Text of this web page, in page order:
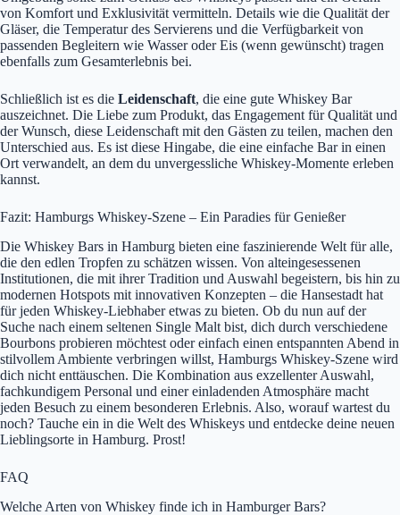
von Komfort und Exklusivität vermitteln. Details wie die Qualität der
Gläser, die Temperatur des Servierens und die Verfügbarkeit von
passenden Begleitern wie Wasser oder Eis (wenn gewünscht) tragen
ebenfalls zum Gesamterlebnis bei.
Schließlich ist es die Leidenschaft, die eine gute Whiskey Bar
auszeichnet. Die Liebe zum Produkt, das Engagement für Qualität und
der Wunsch, diese Leidenschaft mit den Gästen zu teilen, machen den
Unterschied aus. Es ist diese Hingabe, die eine einfache Bar in einen
Ort verwandelt, an dem du unvergessliche Whiskey-Momente erleben
kannst.
Fazit: Hamburgs Whiskey-Szene – Ein Paradies für Genießer
Die Whiskey Bars in Hamburg bieten eine faszinierende Welt für alle,
die den edlen Tropfen zu schätzen wissen. Von alteingesessenen
Institutionen, die mit ihrer Tradition und Auswahl begeistern, bis hin zu
modernen Hotspots mit innovativen Konzepten – die Hansestadt hat
für jeden Whiskey-Liebhaber etwas zu bieten. Ob du nun auf der
Suche nach einem seltenen Single Malt bist, dich durch verschiedene
Bourbons probieren möchtest oder einfach einen entspannten Abend in
stilvollem Ambiente verbringen willst, Hamburgs Whiskey-Szene wird
dich nicht enttäuschen. Die Kombination aus exzellenter Auswahl,
fachkundigem Personal und einer einladenden Atmosphäre macht
jeden Besuch zu einem besonderen Erlebnis. Also, worauf wartest du
noch? Tauche ein in die Welt des Whiskeys und entdecke deine neuen
Lieblingsorte in Hamburg. Prost!
FAQ
Welche Arten von Whiskey finde ich in Hamburger Bars?